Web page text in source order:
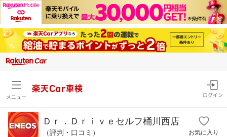
メニュー
楽天Car車検
ログイン
Ｄｒ．Ｄｒｉｖｅセルフ桶川西店
（評判・口コミ） お気に入り